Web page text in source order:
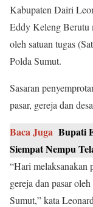
Kabupaten Dairi
Eddy Keleng Berutu
oleh satuan tugas
Polda Sumut.
Sasaran
pasar, gereja dan
Baca Juga Bupati
Siempat Nempu
“Hari melaksanakan
gereja dan pasar
Sumut,” kata